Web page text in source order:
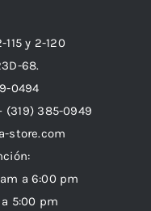
115 y 2-120
68.
0494
(319) 385-0949
store.com
a 6:00 pm
5:00 pm